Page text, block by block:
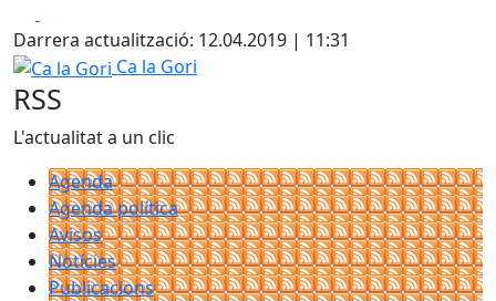
Darrera actualització: 12.04.2019 | 11:31
Ca la Gori
Ca la Gori
RSS
L'actualitat a un clic
Agenda
Agenda política
Avisos
Notícies
Publicacions